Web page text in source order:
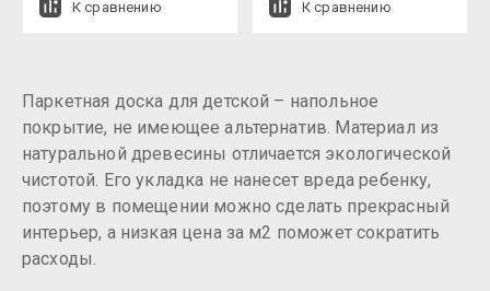
К сравнению К сравнению
Паркетная доска для детской – напольное
покрытие, не имеющее альтернатив. Материал из
натуральной древесины отличается экологической
чистотой. Его укладка не нанесет вреда ребенку,
поэтому в помещении можно сделать прекрасный
интерьер, а низкая цена за м2 поможет сократить
расходы.